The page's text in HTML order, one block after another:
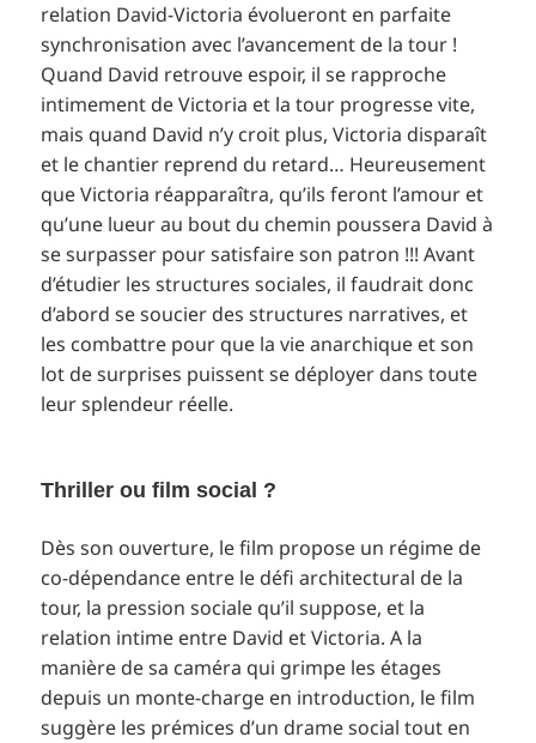
relation David-Victoria évolueront en parfaite
synchronisation avec l’avancement de la tour !
Quand David retrouve espoir, il se rapproche
intimement de Victoria et la tour progresse vite,
mais quand David n’y croit plus, Victoria disparaît
et le chantier reprend du retard… Heureusement
que Victoria réapparaîtra, qu’ils feront l’amour et
qu’une lueur au bout du chemin poussera David à
se surpasser pour satisfaire son patron !!! Avant
d’étudier les structures sociales, il faudrait donc
d’abord se soucier des structures narratives, et
les combattre pour que la vie anarchique et son
lot de surprises puissent se déployer dans toute
leur splendeur réelle.
Thriller ou film social ?
Dès son ouverture, le film propose un régime de
co-dépendance entre le défi architectural de la
tour, la pression sociale qu’il suppose, et la
relation intime entre David et Victoria. A la
manière de sa caméra qui grimpe les étages
depuis un monte-charge en introduction, le film
suggère les prémices d’un drame social tout en